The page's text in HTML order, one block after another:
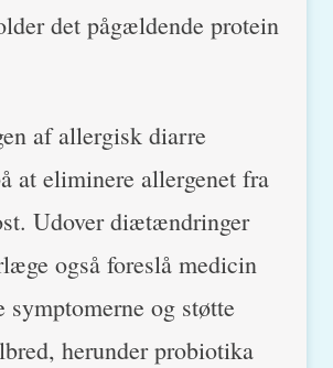
det pågældende protein
af allergisk diarre
at eliminere allergenet fra
Udover diætændringer
også foreslå medicin
symptomerne og støtte
herunder probiotika